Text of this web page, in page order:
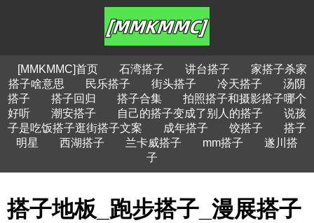
[MMKMMC]首页 石湾搭子 讲台搭子
家搭子杀家
搭子啥意思
民乐搭子 街头搭子 冷天搭子
汤阴
搭子
搭子回归 搭子合集
拍照搭子和摄影搭子哪个
好听
潮安搭子 自己的搭子变成了别人的搭子
说孩
子是吃饭搭子逛街搭子文案
成年搭子 饺搭子
搭子
明星
西湖搭子 兰卡威搭子 mm搭子
遂川搭
子
搭子地板_跑步搭子_漫展搭子